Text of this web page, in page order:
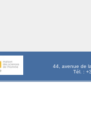
44, avenue de
Tél. :